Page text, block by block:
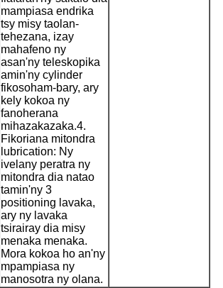
mampiasa endrika
tsy misy taolan-
tehezana, izay
mahafeno ny
asan'ny teleskopika
amin'ny cylinder
fikosoham-bary, ary
kely kokoa ny
fanoherana
mihazakazaka.4.
Fikoriana mitondra
lubrication: Ny
ivelany peratra ny
mitondra dia natao
tamin'ny 3
positioning lavaka,
ary ny lavaka
tsirairay dia misy
menaka menaka.
Mora kokoa ho an'ny
mpampiasa ny
manosotra ny olana.